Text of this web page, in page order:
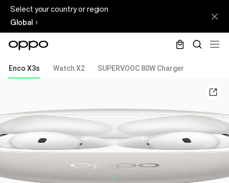
Select your country or region
Global
Enco X3s Watch X2 SUPERVOOC 80W Charger